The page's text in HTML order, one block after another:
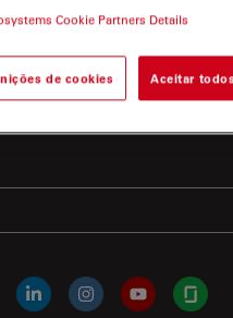
Danaher Logo
LinkedInInstagramYouTube
Cookie Partners Details
de cookies Aceitar